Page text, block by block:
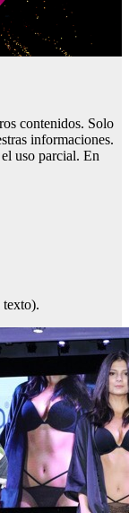
contenidos. Solo
informaciones.
uso parcial. En
texto).